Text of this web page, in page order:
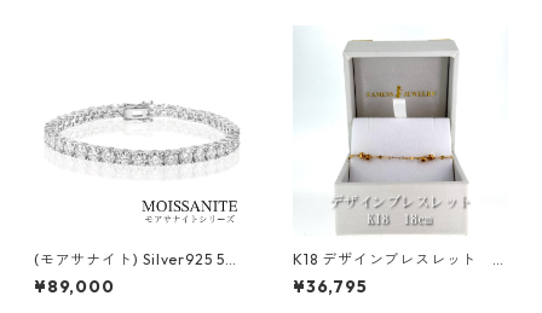
(モアサナイト) Silver925 5m
m 20cm ブレスレット
¥89,000
K18 デザインブレスレット
0.5mm
¥36,795